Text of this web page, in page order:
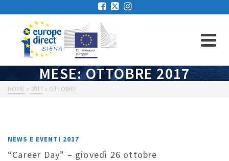
MESE: OTTOBRE 2017
HOME » 2017 » OTTOBRE
NEWS E EVENTI 2017
“Career Day” – giovedì 26 ottobre